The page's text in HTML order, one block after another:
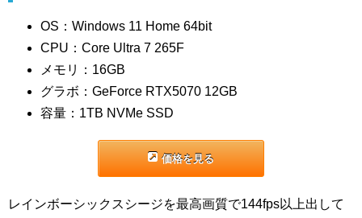
OS：Windows 11 Home 64bit
CPU：Core Ultra 7 265F
メモリ：16GB
グラボ：GeForce RTX5070 12GB
容量：1TB NVMe SSD
価格を見る
レインボーシックスシージを最高画質で144fps以上出して